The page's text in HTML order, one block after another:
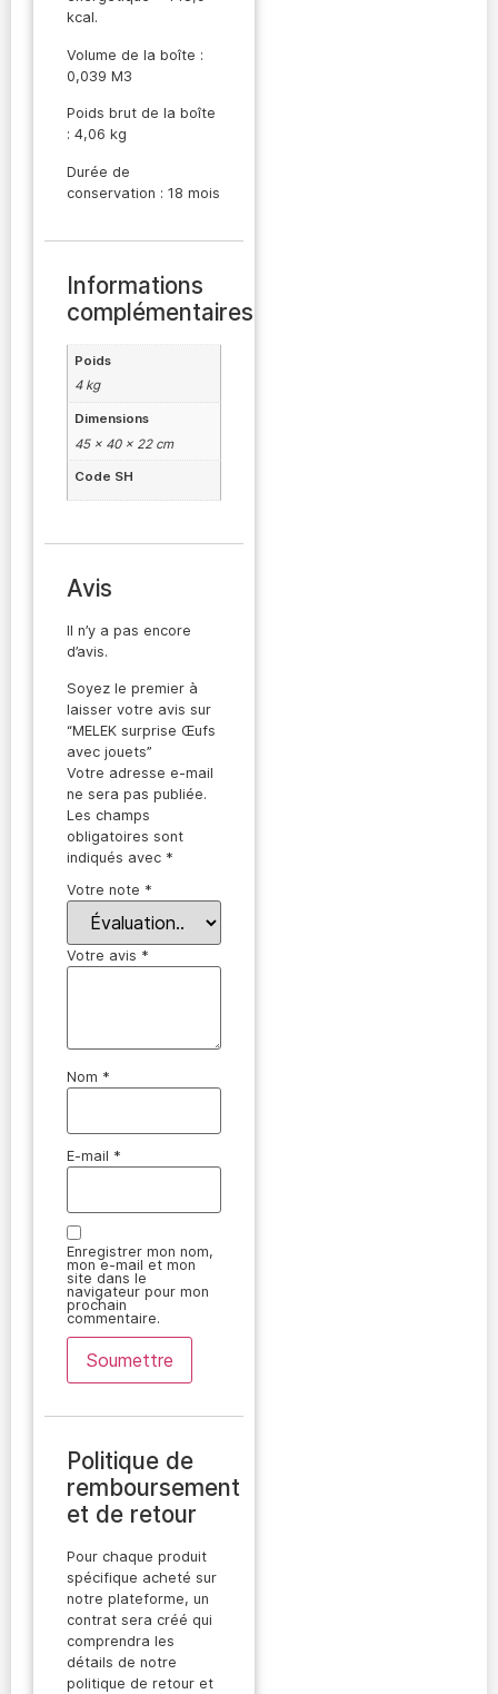
kcal.
Volume de la boîte :
0,039 M3
Poids brut de la boîte
: 4,06 kg
Durée de
conservation : 18 mois
Informations
complémentaires
Poids
4 kg
Dimensions
45 × 40 × 22 cm
Code SH
Avis
Il n’y a pas encore
d’avis.
Soyez le premier à
laisser votre avis sur
“MELEK surprise Œufs
avec jouets”
Votre adresse e-mail
ne sera pas publiée.
Les champs
obligatoires sont
indiqués avec *
Votre note *
Votre avis *
Nom *
E-mail *
Enregistrer mon nom,
mon e-mail et mon
site dans le
navigateur pour mon
prochain
commentaire.
Politique de
remboursement
et de retour
Pour chaque produit
spécifique acheté sur
notre plateforme, un
contrat sera créé qui
comprendra les
détails de notre
politique de retour et